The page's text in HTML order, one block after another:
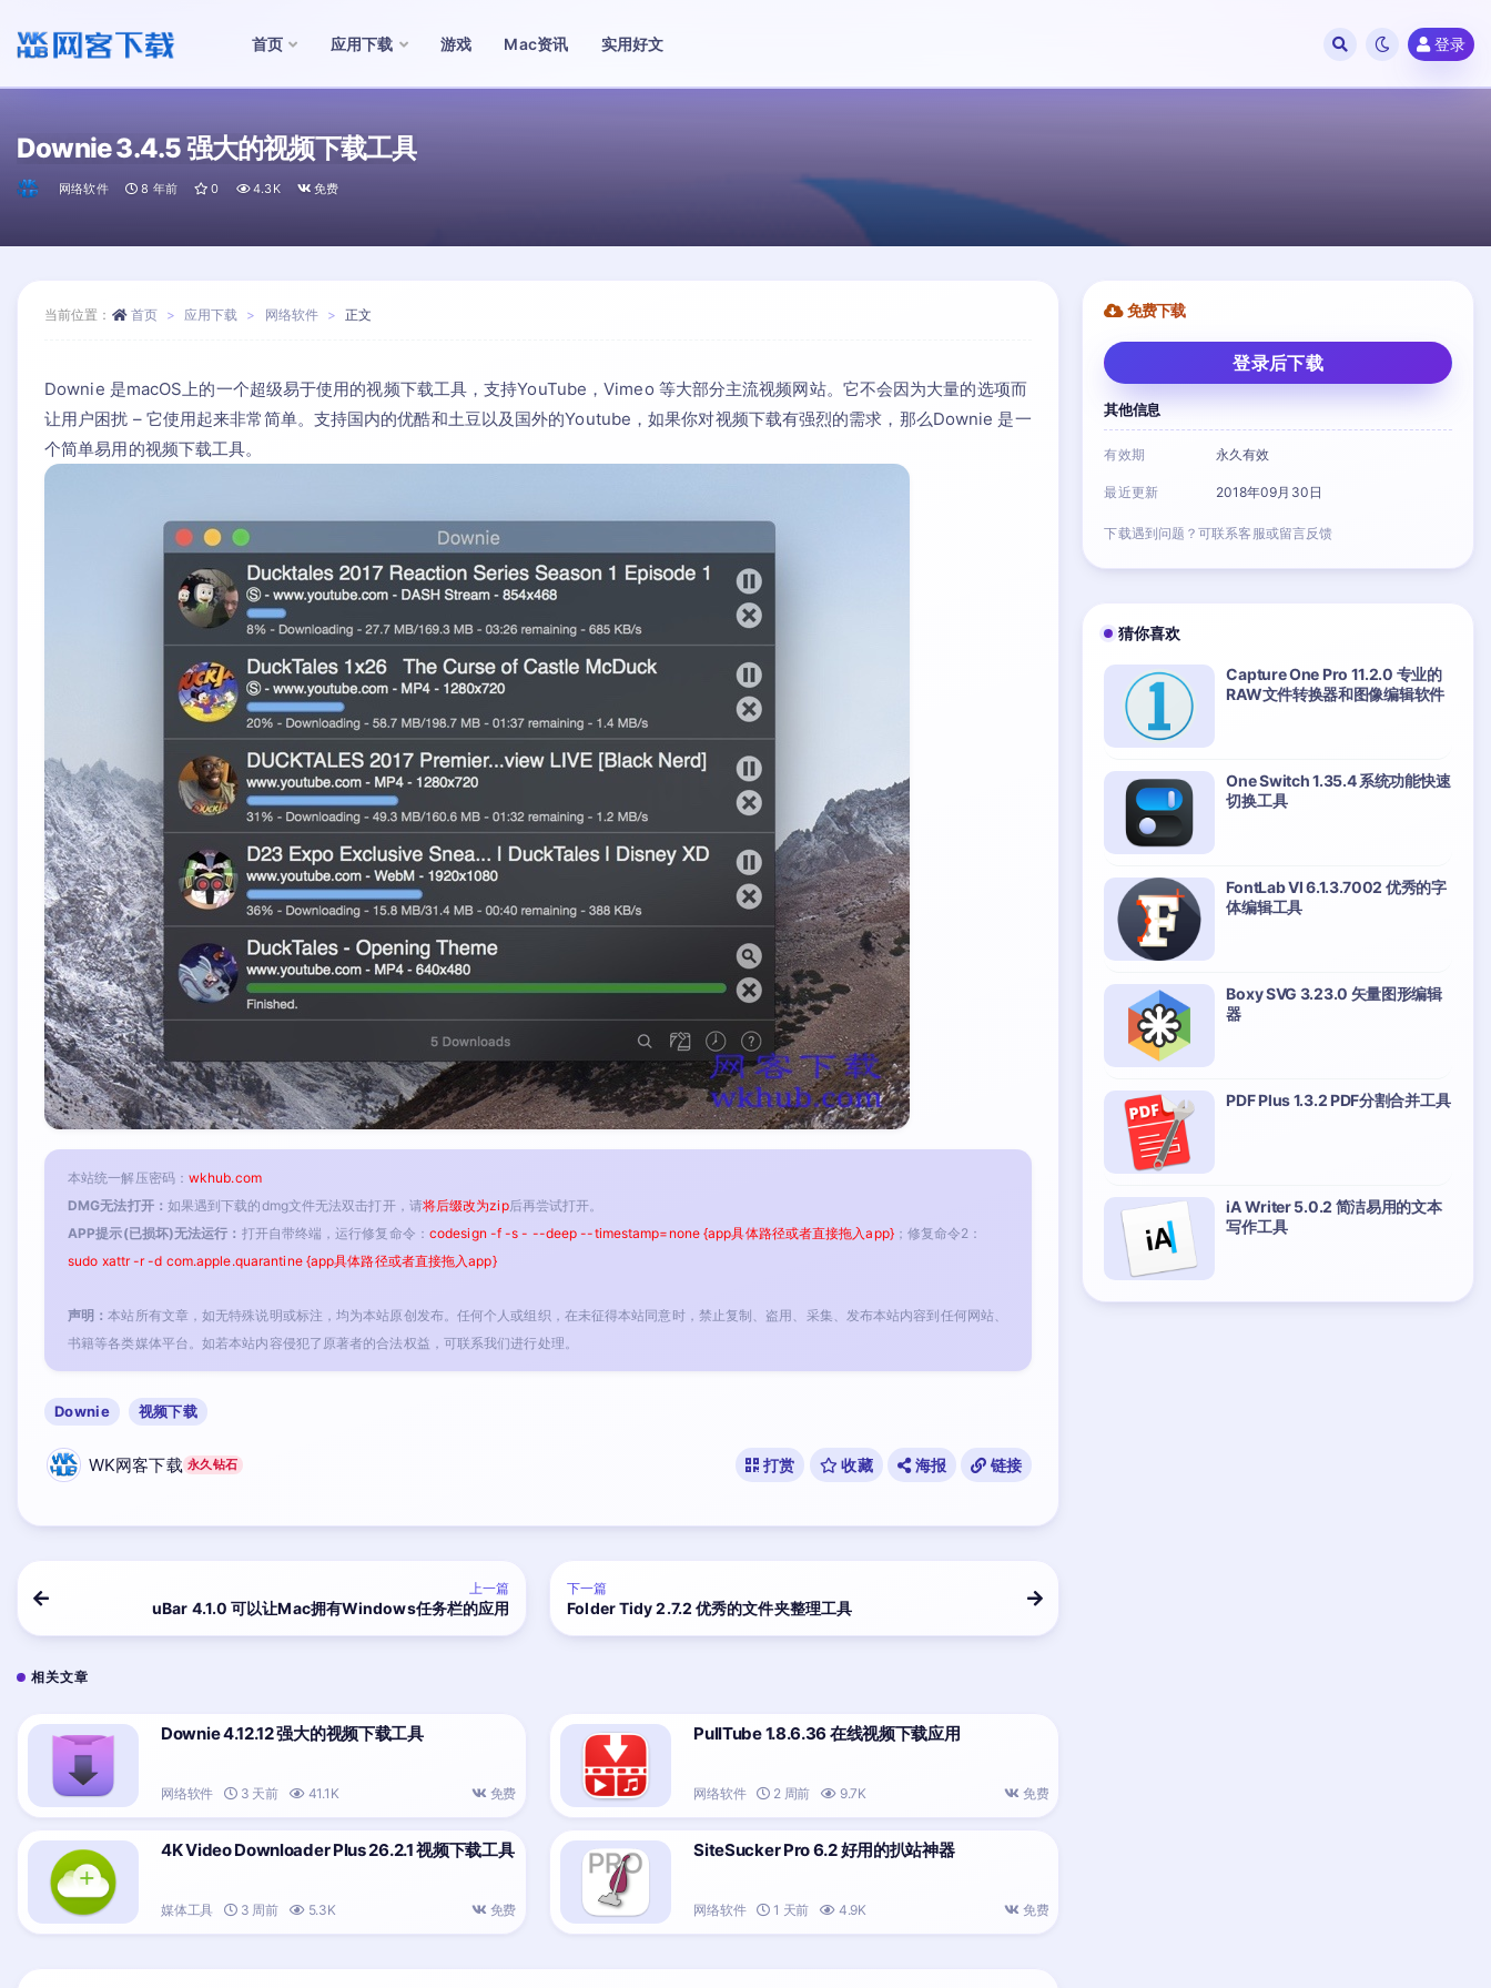
首页 应用下载 游戏 Mac资讯 实用好文 登录
Downie 3.4.5 强大的视频下载工具
网络软件 8 年前 0 4.3K 免费
当前位置： 首页 应用下载 网络软件 正文
Downie 是macOS上的一个超级易于使用的视频下载工具，支持YouTube，Vimeo 等大部分主流视频网站。它不会因为大量的选项而
让用户困扰 – 它使用起来非常简单。支持国内的优酷和土豆以及国外的Youtube，如果你对视频下载有强烈的需求，那么Downie 是一
个简单易用的视频下载工具。
本站统一解压密码： wkhub.com
DMG无法打开： 如果遇到下载的dmg文件无法双击打开，请将后缀改为zip后再尝试打开。
APP提示(已损坏)无法运行： 打开自带终端，运行修复命令： codesign -f -s - --deep --timestamp=none {app具体路径或者直接拖入app}；修复命令2：
sudo xattr -r -d com.apple.quarantine {app具体路径或者直接拖入app}
声明：本站所有文章，如无特殊说明或标注，均为本站原创发布。任何个人或组织，在未征得本站同意时，禁止复制、盗用、采集、发布本站内容到任何网站、
书籍等各类媒体平台。如若本站内容侵犯了原著者的合法权益，可联系我们进行处理。
Downie 视频下载
WK网客下载 永久钻石 打赏 收藏 海报 链接
上一篇
uBar 4.1.0 可以让Mac拥有Windows任务栏的应用
下一篇
Folder Tidy 2.7.2 优秀的文件夹整理工具
相关文章
Downie 4.12.12 强大的视频下载工具
网络软件 3 天前 41.1K 免费
PullTube 1.8.6.36 在线视频下载应用
网络软件 2 周前 9.7K 免费
4K Video Downloader Plus 26.2.1 视频下载工具
媒体工具 3 周前 5.3K 免费
SiteSucker Pro 6.2 好用的扒站神器
网络软件 1 天前 4.9K 免费
免费下载
登录后下载
其他信息
有效期 永久有效
最近更新 2018年09月30日
下载遇到问题？可联系客服或留言反馈
猜你喜欢
Capture One Pro 11.2.0 专业的
RAW文件转换器和图像编辑软件
One Switch 1.35.4 系统功能快速
切换工具
FontLab VI 6.1.3.7002 优秀的字
体编辑工具
Boxy SVG 3.23.0 矢量图形编辑
器
PDF Plus 1.3.2 PDF分割合并工具
iA Writer 5.0.2 简洁易用的文本
写作工具